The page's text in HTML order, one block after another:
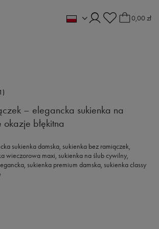
0,00 zł
– elegancka sukienka na
błękitna
sukienka damska, sukienka bez ramiączek,
wieczorowa maxi, sukienka na ślub cywilny,
sukienka premium damska, sukienka classy